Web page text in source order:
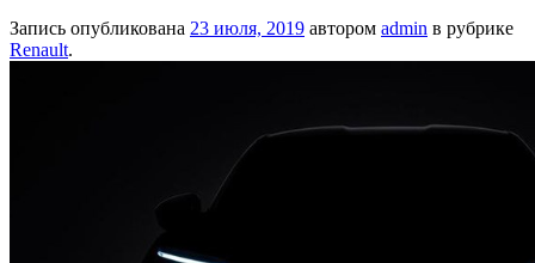
Запись опубликована 23 июля, 2019 автором admin в рубрике
Renault.